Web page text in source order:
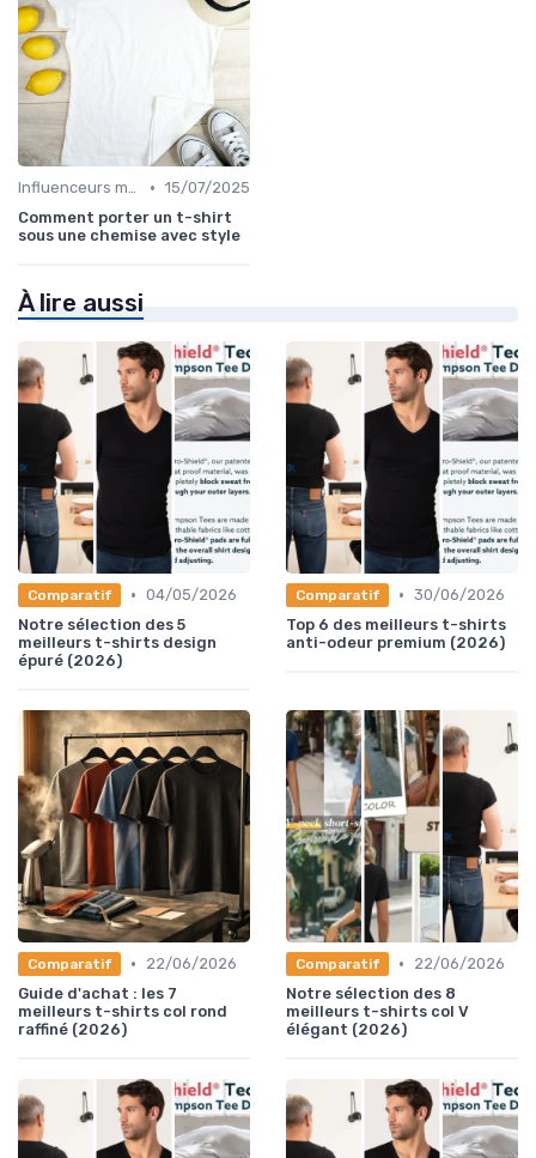
Influenceurs mode • 15/07/2025
Comment porter un t-shirt
sous une chemise avec style
À lire aussi
Comparatif • 04/05/2026
Notre sélection des 5
meilleurs t-shirts design
épuré (2026)
Comparatif • 30/06/2026
Top 6 des meilleurs t-shirts
anti-odeur premium (2026)
Comparatif •
22/06/2026
Guide d'achat : les 7
meilleurs t-shirts col rond
raffiné (2026)
Comparatif •
22/06/2026
Notre sélection des 8
meilleurs t-shirts col V
élégant (2026)